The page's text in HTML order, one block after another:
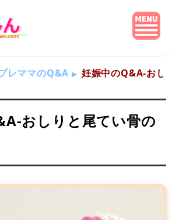
レママのQ&A 妊娠中のQ&A-おし
おしりと尾てい骨の